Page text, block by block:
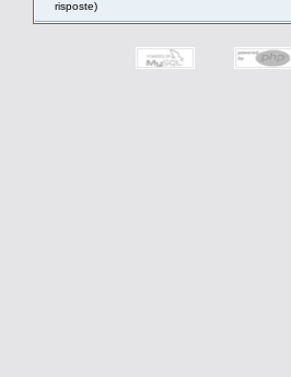
risposte)